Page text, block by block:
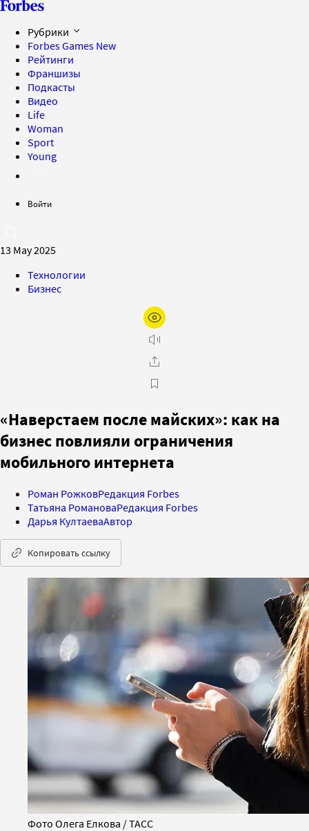
Рубрики
Forbes Games New
Рейтинги
Франшизы
Подкасты
Видео
Life
Woman
Sport
Young
Войти
13 May 2025
Технологии
Бизнес
«Наверстаем после майских»: как на
бизнес повлияли ограничения
мобильного интернета
Роман РожковРедакция Forbes
Татьяна РомановаРедакция Forbes
Дарья КултаеваАвтор
Копировать ссылку
Фото Олега Елкова / ТАСС